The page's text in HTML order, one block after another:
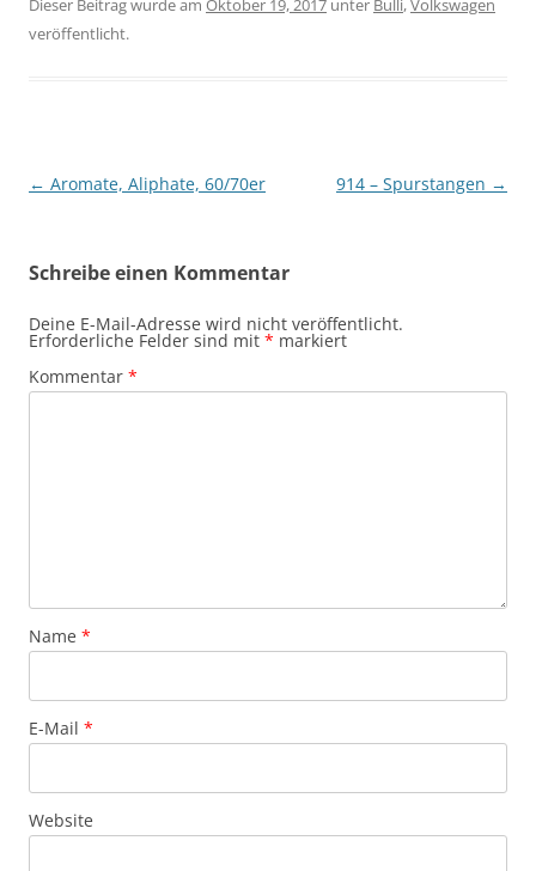
Dieser Beitrag wurde am Oktober 19, 2017 unter Bulli,Volkswagen
veröffentlicht.
Beitragsnavigation
← Aromate, Aliphate, 60/70er 914 – Spurstangen →
Schreibe einen Kommentar
Deine E-Mail-Adresse wird nicht veröffentlicht.
Erforderliche Felder sind mit * markiert
Kommentar *
Name *
E-Mail *
Website